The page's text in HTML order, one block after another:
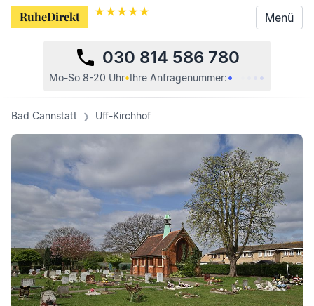
RuheDirekt Menü
030 814 586 780
Mo-So 8-20 Uhr•Ihre Anfragenummer:• •
RuheDirekt Menü
Bad Cannstatt Uff-Kirchhof